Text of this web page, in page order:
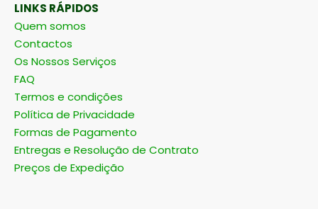
LINKS RÁPIDOS
Quem somos
Contactos
Os Nossos Serviços
FAQ
Termos e condições
Política de Privacidade
Formas de Pagamento
Entregas e Resolução de Contrato
Preços de Expedição